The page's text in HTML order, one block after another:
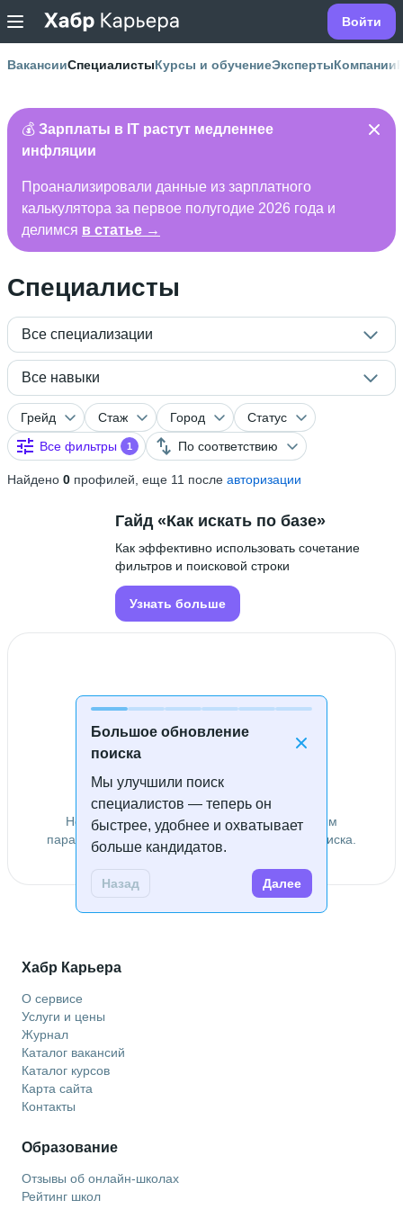
Войти
ВакансииСпециалистыКурсы и обучениеЭкспертыКомпании
💰 Зарплаты в IT растут медленнее
инфляции
Проанализировали данные из зарплатного
калькулятора за первое полугодие 2026 года и
делимся в статье →
Специалисты
Все специализации
Все навыки
Грейд Стаж Город
Статус
Все фильтры
1 По соответствию
Найдено 0 профилей, еще 11 после авторизации
Большое обновление
поиска
Мы улучшили поиск
специалистов — теперь он
быстрее, удобнее и охватывает
больше кандидатов.
Назад Далее
Гайд «Как искать по базе»
Как эффективно использовать сочетание
фильтров и поисковой строки
Узнать больше
Специалисты не найдены
Не удалось найти специалистов по заданным
параметрам. Попробуйте изменить условия поиска.
Хабр Карьера
О сервисе
Услуги и цены
Журнал
Каталог вакансий
Каталог курсов
Карта сайта
Контакты
Образование
Отзывы об онлайн-школах
Рейтинг школ